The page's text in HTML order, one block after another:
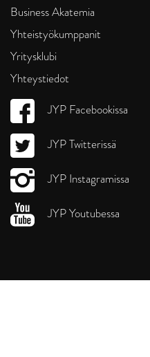
Business Akatemia
Yhteistyökumppanit
Yritysklubi
Yhteystiedot
JYP Facebookissa
JYP Twitterissä
JYP Instagramissa
JYP Youtubessa